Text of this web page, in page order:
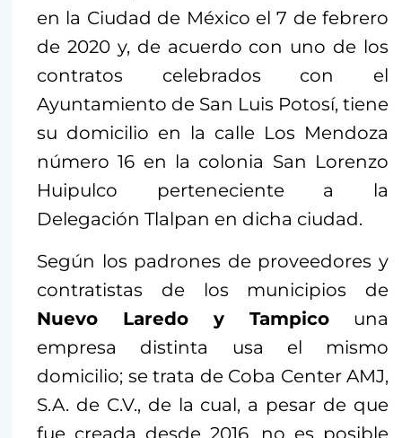
en la Ciudad de México el 7 de febrero
de 2020 y, de acuerdo con uno de los
contratos celebrados con el
Ayuntamiento de San Luis Potosí, tiene
su domicilio en la calle Los Mendoza
número 16 en la colonia San Lorenzo
Huipulco perteneciente a la
Delegación Tlalpan en dicha ciudad.
Según los padrones de proveedores y
contratistas de los municipios de
Nuevo Laredo y Tampico una
empresa distinta usa el mismo
domicilio; se trata de Coba Center AMJ,
S.A. de C.V., de la cual, a pesar de que
fue creada desde 2016, no es posible